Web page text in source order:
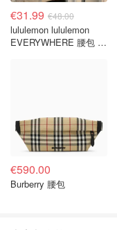
€31.99 €48.00
lululemon lululemon
EVERYWHERE 腰包 米
€590.00
Burberry 腰包